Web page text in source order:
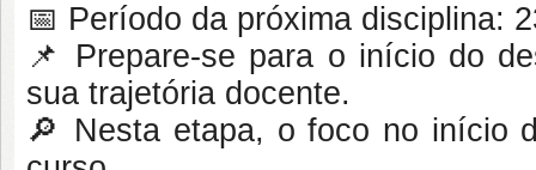
📅 Período da próxima disciplina:
📌 Prepare-se para o início do
sua trajetória docente.
🔎 Nesta etapa, o foco no início